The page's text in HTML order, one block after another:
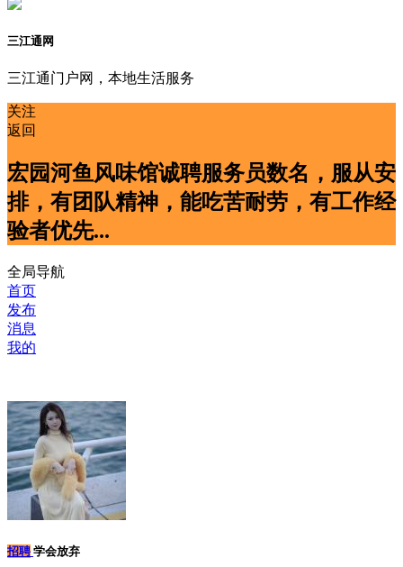
三江通网
三江通门户网，本地生活服务
关注
返回
宏园河鱼风味馆诚聘服务员数名，服从安
排，有团队精神，能吃苦耐劳，有工作经
验者优先...
全局导航
首页
发布
消息
我的
招聘 学会放弃